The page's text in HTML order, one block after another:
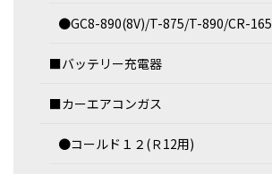
●GC8-890(8V)/T-875/T-890/CR-165
■バッテリー充電器
■カーエアコンガス
●コールド１２(Ｒ12用)